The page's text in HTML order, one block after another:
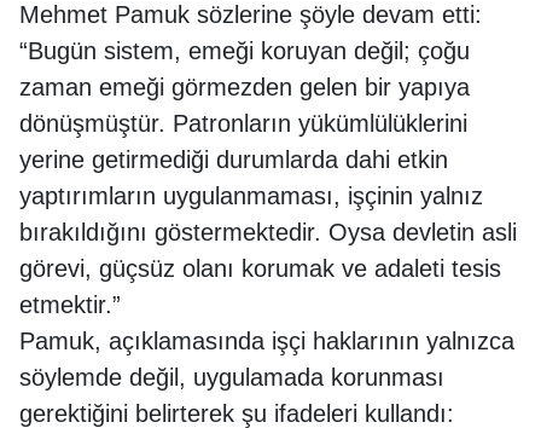
Mehmet Pamuk sözlerine şöyle devam etti:
“Bugün sistem, emeği koruyan değil; çoğu
zaman emeği görmezden gelen bir yapıya
dönüşmüştür. Patronların yükümlülüklerini
yerine getirmediği durumlarda dahi etkin
yaptırımların uygulanmaması, işçinin yalnız
bırakıldığını göstermektedir. Oysa devletin asli
görevi, güçsüz olanı korumak ve adaleti tesis
etmektir.”
Pamuk, açıklamasında işçi haklarının yalnızca
söylemde değil, uygulamada korunması
gerektiğini belirterek şu ifadeleri kullandı: